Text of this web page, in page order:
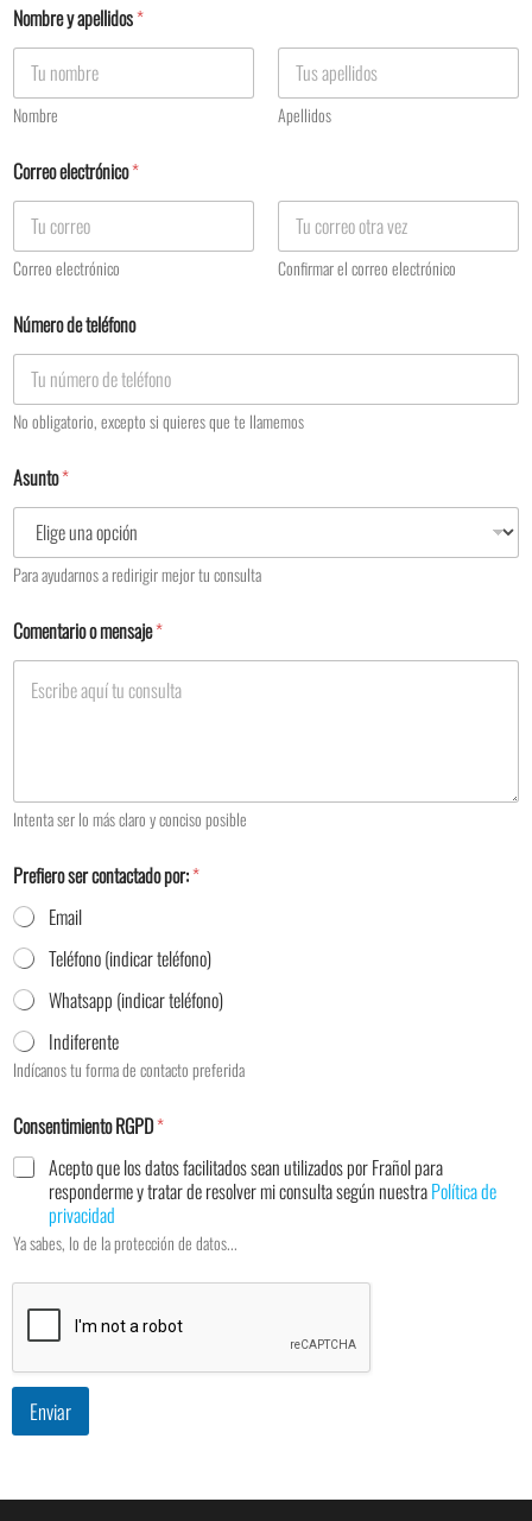
Nombre y apellidos*
Nombre Apellidos
Correo electrónico*
Correo electrónico Confirmar el correo electrónico
Número de teléfono
No obligatorio, excepto si quieres que te llamemos
Asunto*
Para ayudarnos a redirigir mejor tu consulta
Comentario o mensaje*
Intenta ser lo más claro y conciso posible
Prefiero ser contactado por:*
Email
Teléfono (indicar teléfono)
Whatsapp (indicar teléfono)
Indiferente
Indícanos tu forma de contacto preferida
Consentimiento RGPD*
Acepto que los datos facilitados sean utilizados por Frañol para
responderme y tratar de resolver mi consulta según nuestraPolítica de
privacidad
Ya sabes, lo de la protección de datos...
Enviar